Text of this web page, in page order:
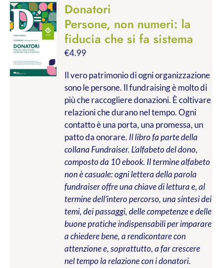
Donatori
Persone, non numeri: la
fiducia che si fa sistema
€4.99
Il vero patrimonio di ogni organizzazione
sono le persone. Il fundraising è molto di
più che raccogliere donazioni. È coltivare
relazioni che durano nel tempo. Ogni
contatto è una porta, una promessa, un
patto da onorare. Il libro fa parte della
collana Fundraiser. L’alfabeto del dono,
composto da 10 ebook. Il termine alfabeto
non è casuale: ogni lettera della parola
fundraiser offre una chiave di lettura e, al
termine dell’intero percorso, una sintesi dei
temi, dei passaggi, delle competenze e delle
buone pratiche indispensabili per imparare
a chiedere bene, a rendicontare con
attenzione e, soprattutto, a far crescere
nel tempo la relazione con i donatori.